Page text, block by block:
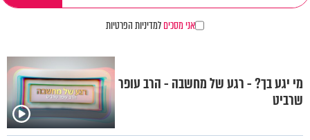
אני מסכיםלמדיניות הפרטיות
מי יגע בך? - רגע של מחשבה - הרב עופר
שרביט